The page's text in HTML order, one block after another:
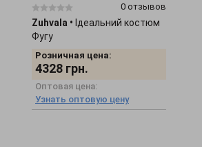
0 отзывов
Zuhvala • Ідеальний костюм
Фугу
Розничная цена:
4328 грн.
Оптовая цена:
Узнать оптовую цену